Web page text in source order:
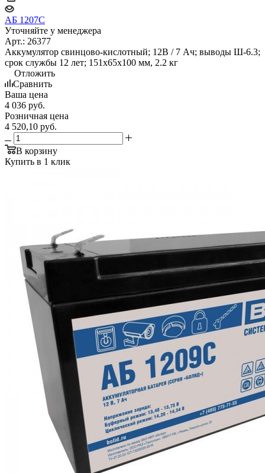
АБ 1207С
Уточняйте у менеджера
Арт.: 26377
Аккумулятор свинцово-кислотный; 12В / 7 Ач; выводы Ш-6.3;
срок службы 12 лет; 151х65х100 мм, 2.2 кг
Отложить
Сравнить
Ваша цена
4 036 руб.
Розничная цена
4 520,10 руб.
В корзину
Купить в 1 клик